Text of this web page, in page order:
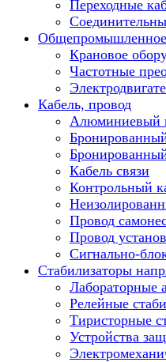
Переходные
Общепромышленное
Крановое
Частотные
Кабель, провод
Алюминиевый
Кабель связи
Контрольный
Провод
Провод
Сигнально-
Стабилизаторы
Лабораторные
Релейные
Тиристорные
Устройства